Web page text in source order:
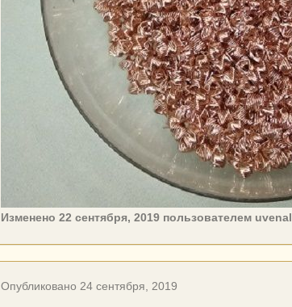
Изменено 22 сентября, 2019пользователем uvenal
Опубликовано 24 сентября, 2019